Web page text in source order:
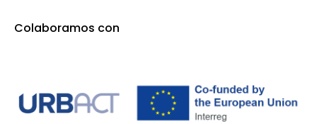
Colaboramos con